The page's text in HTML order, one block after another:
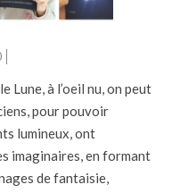
Lune, à l’oeil nu, on peut
pour pouvoir
lumineux, ont
imaginaires, en formant
de fantaisie,